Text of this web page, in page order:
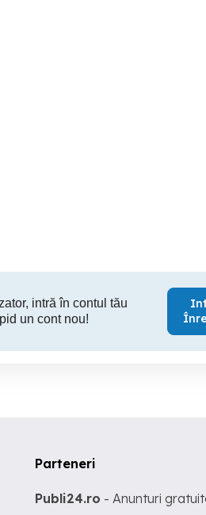
intră în contul tău
un cont nou!
Parteneri
Publi24.ro - Anunturi